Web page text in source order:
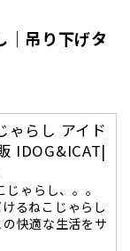
｜吊り下げタ
ゃらし アイド
IDOG&ICAT|
ゃらし、。。
るねこじゃらし
快適な生活をサ